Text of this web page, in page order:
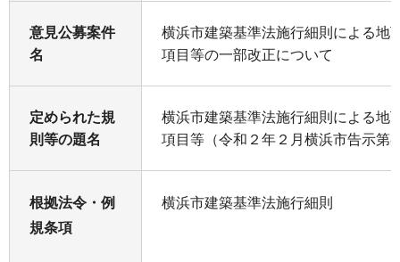
意見公募案件
名
横浜市建築基準法施行細則による地
項目等の一部改正について
定められた規
則等の題名
横浜市建築基準法施行細則による地
項目等（令和２年２月横浜市告示第
根拠法令・例
規条項
横浜市建築基準法施行細則